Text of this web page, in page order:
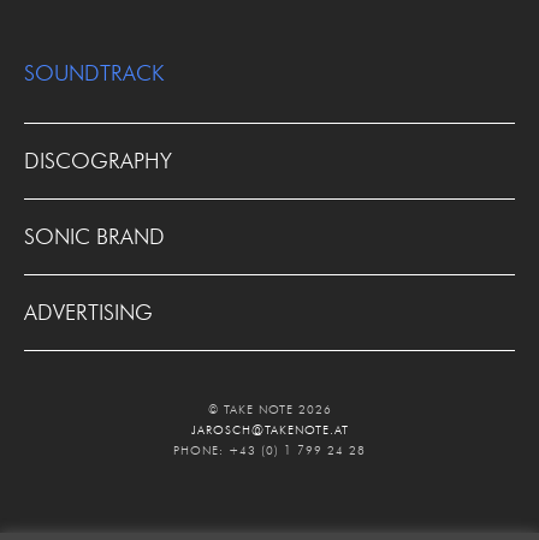
SOUNDTRACK
DISCOGRAPHY
SONIC BRAND
ADVERTISING
© TAKE NOTE 2026
JAROSCH@TAKENOTE.AT
PHONE: +43 (0) 1 799 24 28